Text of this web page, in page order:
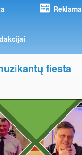
Reklama
fiesta